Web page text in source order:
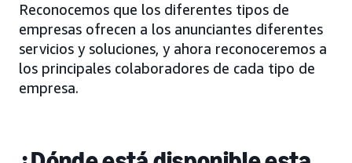
Reconocemos que los diferentes tipos de
empresas ofrecen a los anunciantes diferentes
servicios y soluciones, y ahora reconoceremos a
los principales colaboradores de cada tipo de
empresa.